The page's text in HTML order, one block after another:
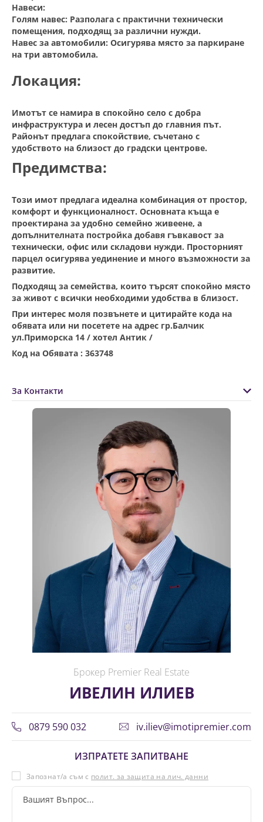
Навеси:
Голям навес: Разполага с практични технически
помещения, подходящ за различни нужди.
Навес за автомобили: Осигурява място за паркиране
на три автомобила.
Локация:
Имотът се намира в спокойно село с добра
инфраструктура и лесен достъп до главния път.
Районът предлага спокойствие, съчетано с
удобството на близост до градски центрове.
Предимства:
Този имот предлага идеална комбинация от простор,
комфорт и функционалност. Основната къща е
проектирана за удобно семейно живеене, а
допълнителната постройка добавя гъвкавост за
технически, офис или складови нужди. Просторният
парцел осигурява уединение и много възможности за
развитие.
Подходящ за семейства, които търсят спокойно място
за живот с всички необходими удобства в близост.
При интерес моля позвънете и цитирайте кода на
обявата или ни посетете на адрес гр.Балчик
ул.Приморска 14 / хотел Антик /
Код на Обявата : 363748
За Контакти
Брокер Premier Real Estate
ИВЕЛИН ИЛИЕВ
0879 590 032 iv.iliev@imotipremier.com
ИЗПРАТЕТЕ ЗАПИТВАНЕ
Запознат/а съм с полит. за защита на лич. данни